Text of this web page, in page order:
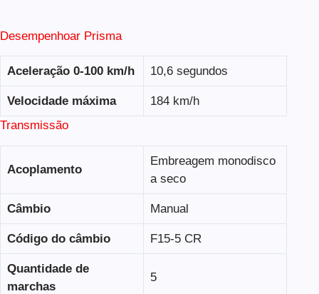
Desempenhoar Prisma
Aceleração 0-100 km/h 10,6 segundos
Velocidade máxima
184 km/h
Transmissão
Acoplamento
Embreagem monodisco
a seco
Câmbio Manual
Código do câmbio F15-5 CR
Quantidade de
marchas
5